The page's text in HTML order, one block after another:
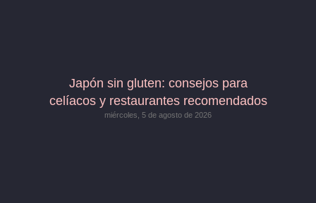
Japón sin gluten: consejos para
celíacos y restaurantes recomendados
miércoles, 5 de agosto de 2026